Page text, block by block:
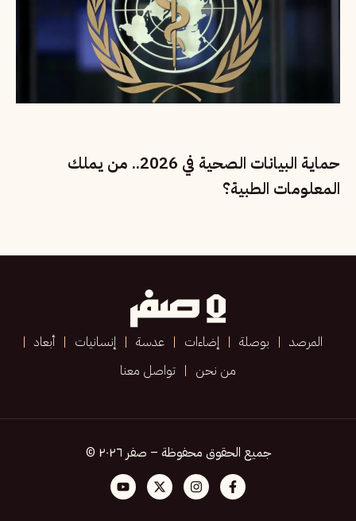
حماية البيانات الصحية في 2026.. من يملك
المعلومات الطبية؟
المرصد بوصلة إضاءات عدسة إنسانيات
أبعاد
من نحن
تواصل معنا
جميع الحقوق محفوظة – صفر ٢٠٢٦ ©